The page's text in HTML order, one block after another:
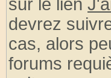
sur le lien
devrez
cas, alors
forums